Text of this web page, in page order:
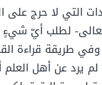
التي لا حرج على
لطلب أيّ شيءٍ
طريقة قراءة
لم يرد عن أهل